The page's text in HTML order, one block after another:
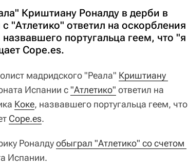
Криштиану Роналду в дерби в
"Атлетико" ответил на оскорбления
португальца геем, что "я
Cope.es.
мадридского "Реала" Криштиану
Испании с"Атлетико" ответил на
Коке, назвавшего португальца геем, что
Cope.es.
Роналдуобыграл "Атлетико" со счетом
Испании.